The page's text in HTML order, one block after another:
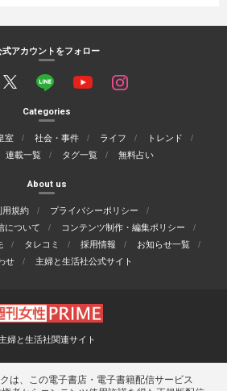
式アカウントをフォロー
Categories
室 社会・事件 ライフ
トレンド
連載一覧 タグ一覧 無料占い
About us
用規約
プライバシーポリシー
について
コンテンツ制作・編集ポリシー
タレコミ 採用情報
お知らせ一覧
せ
主婦と生活社公式サイト
婦と生活社関連サイト
は、この電子書店・電子書籍配信サービス